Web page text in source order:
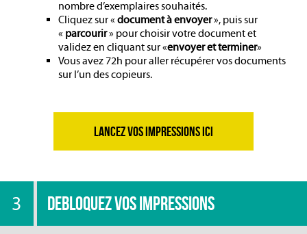
nombre d’exemplaires souhaités.
Cliquez sur « document à envoyer», puis sur
« parcourir» pour choisir votre document et
validez en cliquant sur «envoyer et terminer»
Vous avez 72h pour aller récupérer vos documents
sur l’un des copieurs.
LANCEZ VOS IMPRESSIONS ICI
3 DEBLOQUEZ VOS IMPRESSIONS